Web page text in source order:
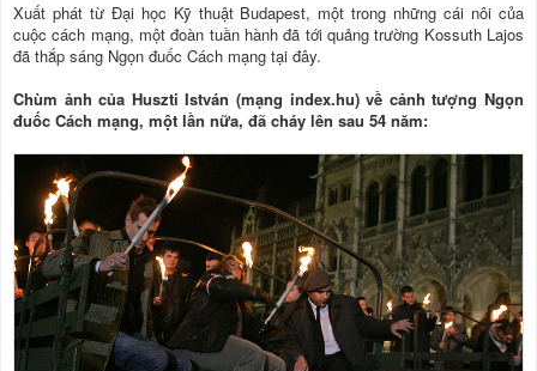
Xuất phát từ Đại học Kỹ thuật Budapest, một trong những cái nôi của
cuộc cách mạng, một đoàn tuần hành đã tới quảng trường Kossuth Lajos
đã thắp sáng Ngọn đuốc Cách mạng tại đây.
Chùm ảnh của Huszti István (mạng index.hu) về cảnh tượng Ngọn
đuốc Cách mạng, một lần nữa, đã cháy lên sau 54 năm: